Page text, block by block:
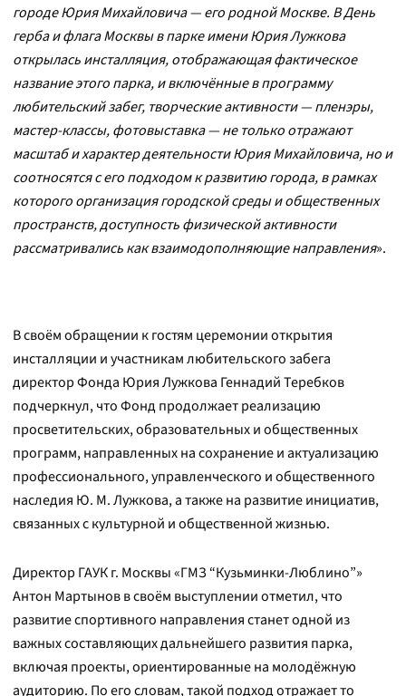
городе Юрия Михайловича — его родной Москве. В День
герба и флага Москвы в парке имени Юрия Лужкова
открылась инсталляция, отображающая фактическое
название этого парка, и включённые в программу
любительский забег, творческие активности — пленэры,
мастер-классы, фотовыставка — не только отражают
масштаб и характер деятельности Юрия Михайловича, но и
соотносятся с его подходом к развитию города, в рамках
которого организация городской среды и общественных
пространств, доступность физической активности
рассматривались как взаимодополняющие направления».
В своём обращении к гостям церемонии открытия
инсталляции и участникам любительского забега
директор Фонда Юрия Лужкова Геннадий Теребков
подчеркнул, что Фонд продолжает реализацию
просветительских, образовательных и общественных
программ, направленных на сохранение и актуализацию
профессионального, управленческого и общественного
наследия Ю. М. Лужкова, а также на развитие инициатив,
связанных с культурной и общественной жизнью.
Директор ГАУК г. Москвы «ГМЗ “Кузьминки-Люблино”»
Антон Мартынов в своём выступлении отметил, что
развитие спортивного направления станет одной из
важных составляющих дальнейшего развития парка,
включая проекты, ориентированные на молодёжную
аудиторию. По его словам, такой подход отражает то